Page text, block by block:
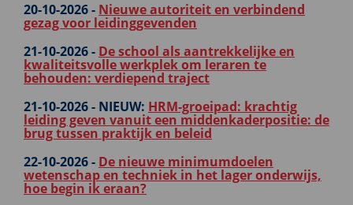
20-10-2026 - Nieuwe autoriteit en verbindend
gezag voor leidinggevenden
21-10-2026 - De school als aantrekkelijke en
kwaliteitsvolle werkplek om leraren te
behouden: verdiepend traject
21-10-2026 - NIEUW: HRM-groeipad: krachtig
leiding geven vanuit een middenkaderpositie: de
brug tussen praktijk en beleid
22-10-2026 - De nieuwe minimumdoelen
wetenschap en techniek in het lager onderwijs,
hoe begin ik eraan?